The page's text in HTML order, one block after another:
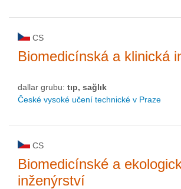
CS
Biomedicínská a klinická
dallar grubu: tıp, sağlık
České vysoké učení technické v Praze
CS
Biomedicínské a
inženýrství